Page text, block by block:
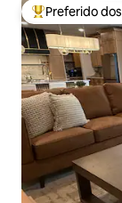
Entre os
Preferido